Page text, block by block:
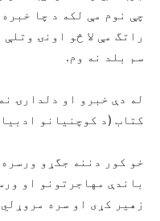
چې نوم مې لکه د چا
راتگ مې لا څو اونۍ
سم بلد نه وم.
له دې خبرو او دلدارۍ
کتاب (د کوچنیانو
خو کور دننه جگړو
باندې مهاجرتونو او
زهیر کړی او سره